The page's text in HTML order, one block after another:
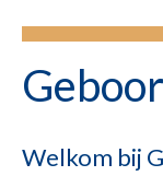
Welkom bij